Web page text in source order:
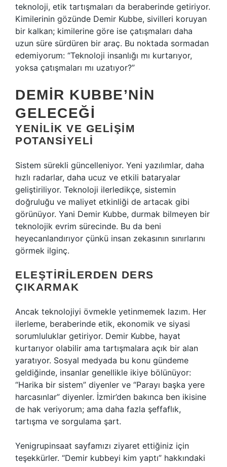
teknoloji, etik tartışmaları da beraberinde getiriyor.
Kimilerinin gözünde Demir Kubbe, sivilleri koruyan
bir kalkan; kimilerine göre ise çatışmaları daha
uzun süre sürdüren bir araç. Bu noktada sormadan
edemiyorum: “Teknoloji insanlığı mı kurtarıyor,
yoksa çatışmaları mı uzatıyor?”
DEMIR KUBBE’NIN
GELECEĞI
YENILIK VE GELIŞIM
POTANSIYELI
Sistem sürekli güncelleniyor. Yeni yazılımlar, daha
hızlı radarlar, daha ucuz ve etkili bataryalar
geliştiriliyor. Teknoloji ilerledikçe, sistemin
doğruluğu ve maliyet etkinliği de artacak gibi
görünüyor. Yani Demir Kubbe, durmak bilmeyen bir
teknolojik evrim sürecinde. Bu da beni
heyecanlandırıyor çünkü insan zekasının sınırlarını
görmek ilginç.
ELEŞTIRILERDEN DERS
ÇIKARMAK
Ancak teknolojiyi övmekle yetinmemek lazım. Her
ilerleme, beraberinde etik, ekonomik ve siyasi
sorumluluklar getiriyor. Demir Kubbe, hayat
kurtarıyor olabilir ama tartışmalara açık bir alan
yaratıyor. Sosyal medyada bu konu gündeme
geldiğinde, insanlar genellikle ikiye bölünüyor:
“Harika bir sistem” diyenler ve “Parayı başka yere
harcasınlar” diyenler. İzmir’den bakınca ben ikisine
de hak veriyorum; ama daha fazla şeffaflık,
tartışma ve sorgulama şart.
Yenigrupinsaat sayfamızı ziyaret ettiğiniz için
teşekkürler. “Demir kubbeyi kim yaptı” hakkındaki